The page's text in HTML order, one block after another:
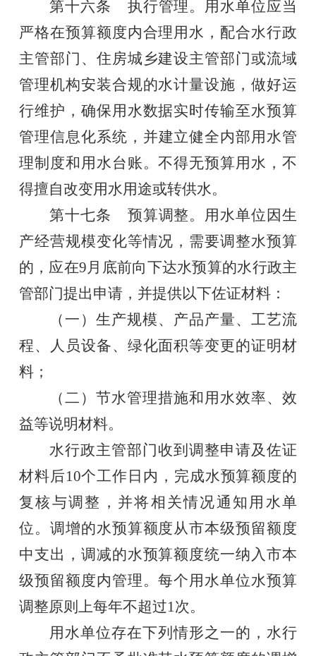
第十六条 执行管理。用水单位应当
严格在预算额度内合理用水， 配合水行政
主管部门、住房城乡建设主管部门或流域
管理机构安装合规的水计量设施，做好运
行维护， 确保用水数据实时传输至水预算
管理信息化系统，并建立健全内部用水管
理制度和用水台账。不得无预算用水，不
得擅自改变用水用途或转供水。
第十七条
预算调整。用水单位因生
产经营规模变化等情况，需要调整水预算
的，应在9 月底前向下达水预算的水行政主
管部门提出申请，并提供以下佐证材料：
（一）生产规模、产品产量、工艺流
程、人员设备、绿化面积等变更的证明材
料；
（二）节水管理措施和用水效率、效
益等说明材料。
水行政主管部门收到调整申请及佐证
材料后10个工作日内，完成水预算额度的
复核与调整，并将相关情况通知用水单
位。调增的水预算额度从市本级预留额度
中支出，调减的水预算额度统一纳入市本
级预留额度内管理。每个用水单位水预算
调整原则上每年不超过1 次。
用水单位存在下列情形之一的，水行